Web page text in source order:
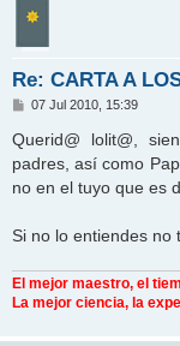
Re: CARTA A
M
n
s
a
e
07 Jul 2010, 15:39
Querid@ lolit@,
padres, así como
no en el tuyo que es
Si no lo entiendes no
El mejor maestro, el
La mejor ciencia, la